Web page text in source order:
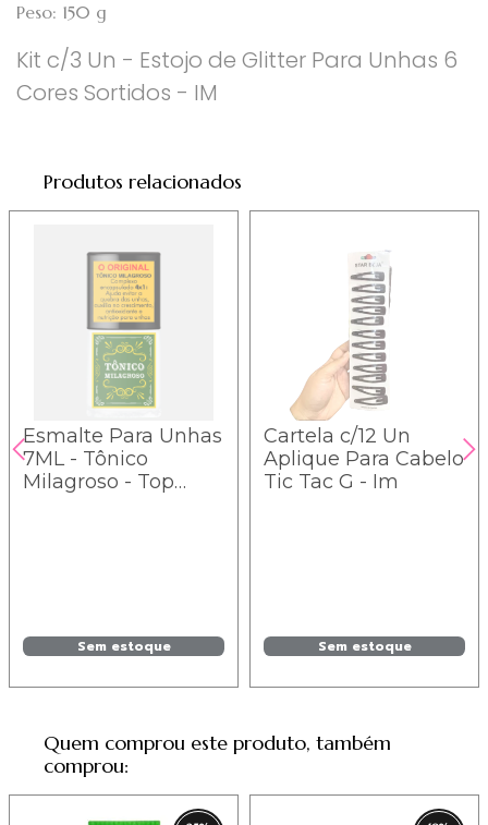
Peso: 150 g
Kit c/3 Un - Estojo de Glitter Para Unhas 6
Cores Sortidos - IM
Produtos relacionados
Esmalte Para Unhas
7ML - Tônico
Milagroso - Top
Sem estoque
Cartela c/12 Un
Aplique Para Cabelo
Tic Tac G - Im
Sem estoque
Quem comprou este produto, também
comprou: